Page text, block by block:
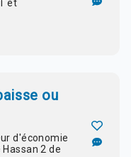
et
ou
d'économie
2 de